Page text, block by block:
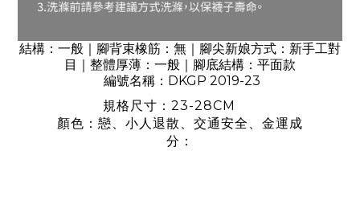
結構：一般｜腳背束橡筋：無｜腳尖新娘方式：新手工對
目｜整體厚薄：一般｜腳底結構：平面款
編號名稱： DKGP 2019-23
規格尺寸： 23-28CM
顏色：戀、小人退散、交通安全、 金運成
分：